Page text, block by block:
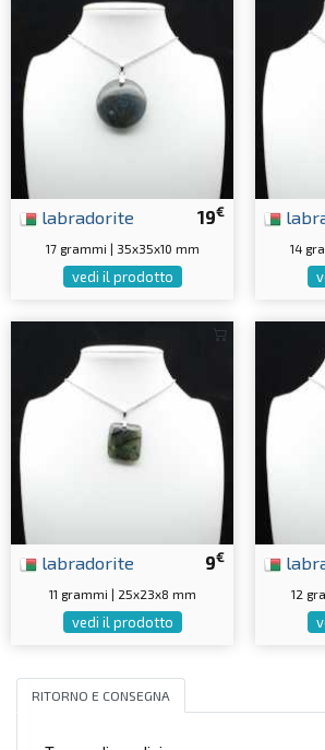
19€
labradorite
17 grammi | 35x35x10 mm
vedi il prodotto
14
9€
labradorite
11 grammi | 25x23x8 mm
vedi il prodotto
12
RITORNO E CONSEGNA